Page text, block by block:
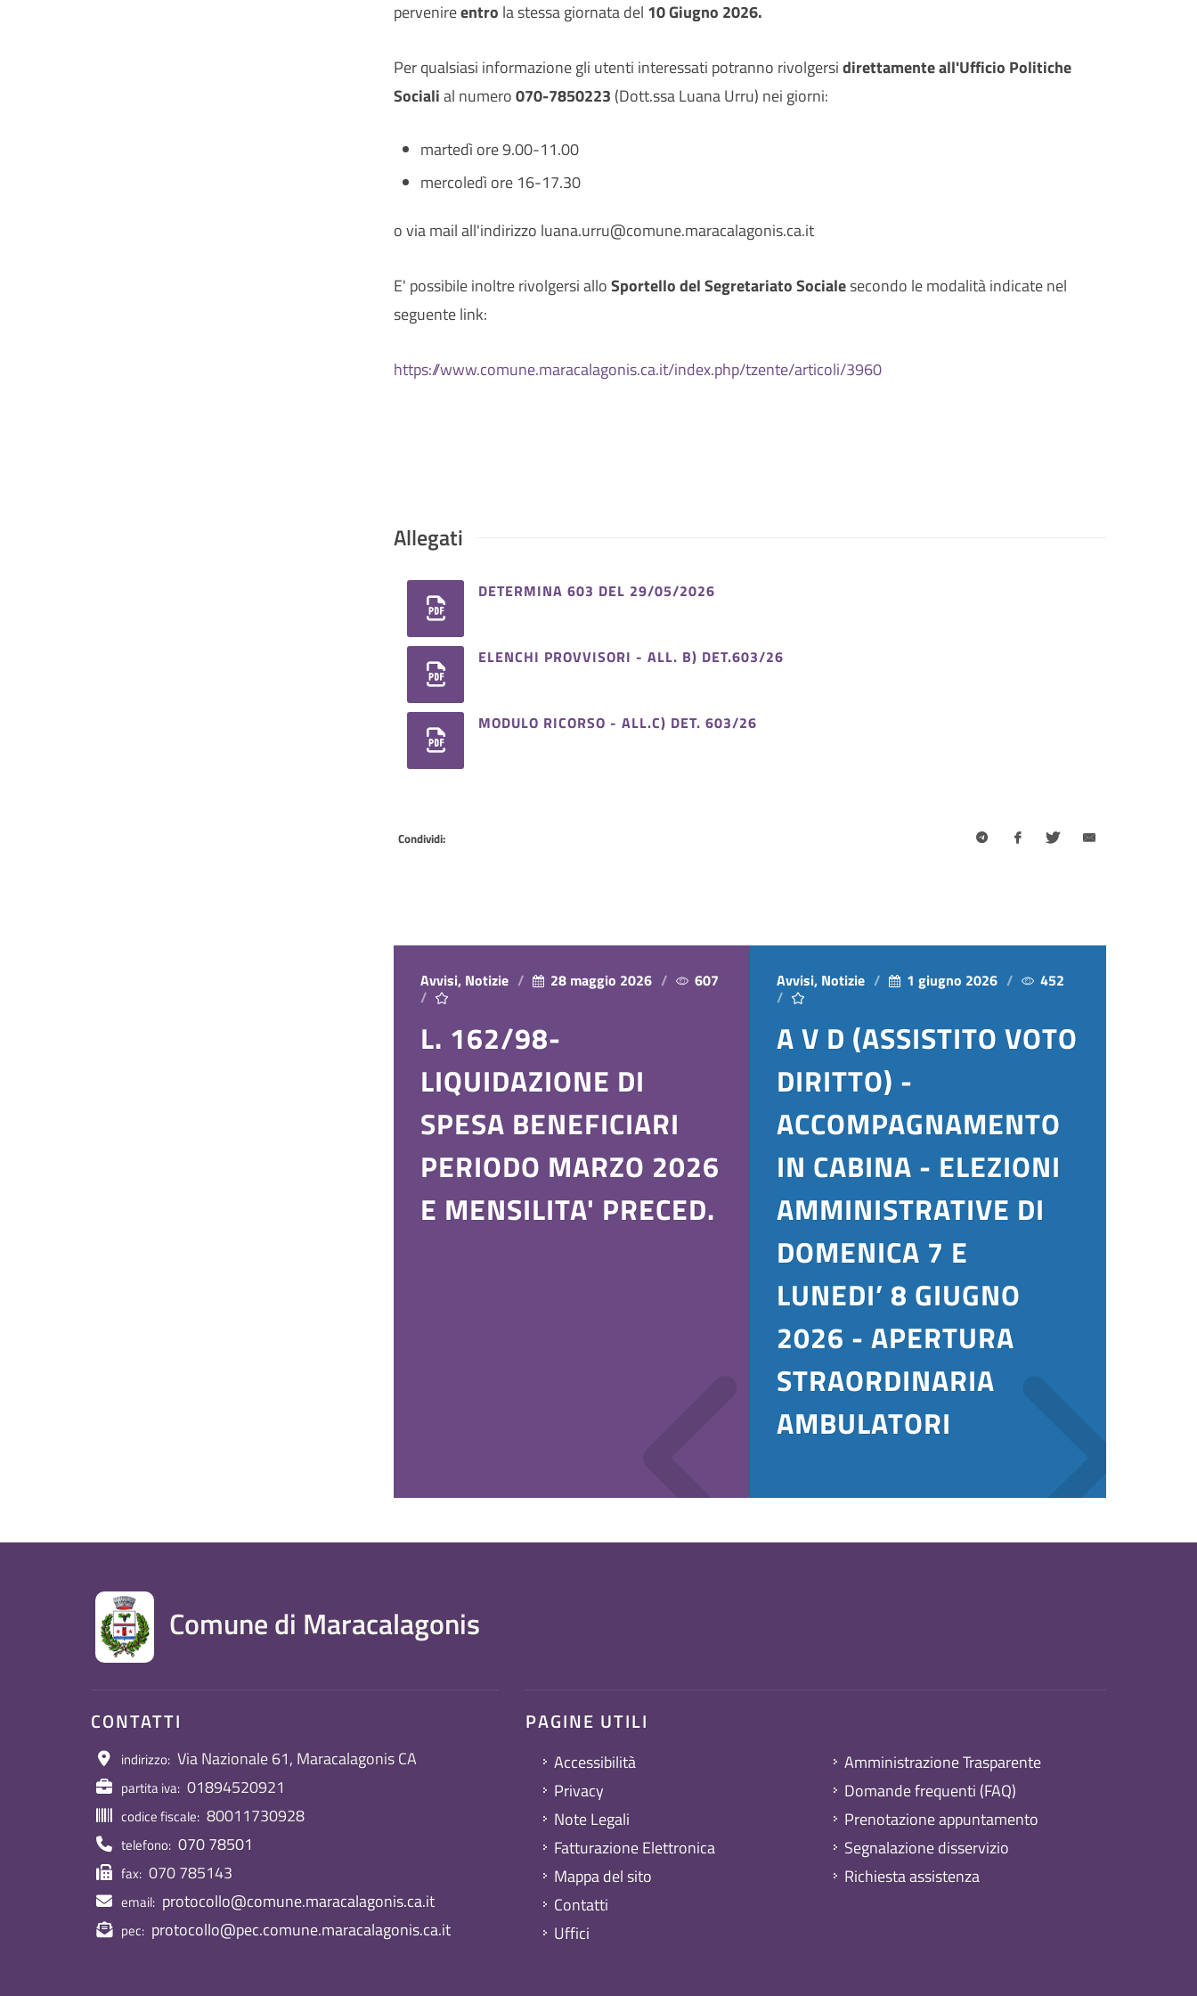
pervenireentro la stessa giornata del 10 Giugno 2026.
Per qualsiasi informazione gli utenti interessati potranno rivolgersidirettamente all'Ufficio Politiche
Socialial numero070-7850223 (Dott.ssa Luana Urru) nei giorni:
martedì ore 9.00-11.00
mercoledì ore 16-17.30
o via mail all'indirizzo luana.urru@comune.maracalagonis.ca.it
E' possibile inoltre rivolgersi alloSportello del Segretariato Socialesecondo le modalità indicate nel
seguente link:
https://www.comune.maracalagonis.ca.it/index.php/tzente/articoli/3960
Allegati
DETERMINA 603 DEL 29/05/2026
ELENCHI PROVVISORI - ALL. B) DET.603/26
MODULO RICORSO - ALL.C) DET. 603/26
Condividi:
Avvisi, Notizie 28 maggio 2026 607
L. 162/98-
LIQUIDAZIONE DI
SPESA BENEFICIARI
PERIODO MARZO 2026
E MENSILITA' PRECED.
Avvisi, Notizie 1 giugno 2026 452
A V D (ASSISTITO VOTO
DIRITTO) -
ACCOMPAGNAMENTO
IN CABINA - ELEZIONI
AMMINISTRATIVE DI
DOMENICA 7 E
LUNEDI’ 8 GIUGNO
2026 - APERTURA
STRAORDINARIA
AMBULATORI
Comune di Maracalagonis
CONTATTI
indirizzo: Via Nazionale 61, Maracalagonis CA
partita iva: 01894520921
codice fiscale: 80011730928
telefono: 070 78501
fax: 070 785143
email: protocollo@comune.maracalagonis.ca.it
pec: protocollo@pec.comune.maracalagonis.ca.it
PAGINE UTILI
Accessibilità
Privacy
Note Legali
Fatturazione Elettronica
Mappa del sito
Contatti
Uffici
Amministrazione Trasparente
Domande frequenti (FAQ)
Prenotazione appuntamento
Segnalazione disservizio
Richiesta assistenza